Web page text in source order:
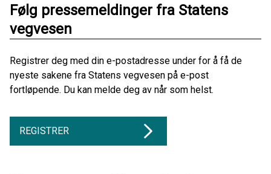
Følg pressemeldinger fra Statens
vegvesen
Registrer deg med din e-postadresse under for å få de
nyeste sakene fra Statens vegvesen på e-post
fortløpende. Du kan melde deg av når som helst.
REGISTRER